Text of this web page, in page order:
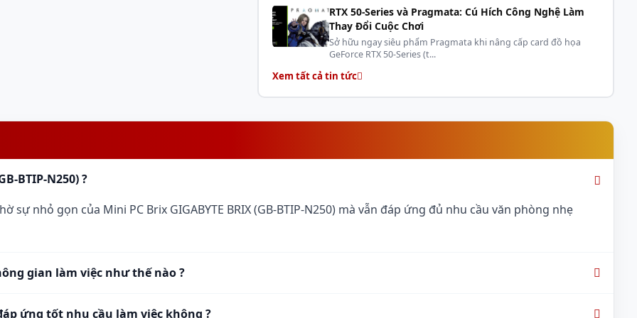
mắt.
HDD) truyền thống, giúp bạn dễ dàng mở
độ cao, đảm bảo đường truyền internet
truyền tải file trong mạng nội bộ.
RTX 50-Series và Pragmata: Cú Hích Công Nghệ Làm
Thay Đổi Cuộc Chơi
Sở hữu ngay siêu phẩm Pragmata khi nâng cấp card đồ họa
GeForce RTX 50-Series (t...
Xem tất cả tin tức
BTIP-N250) ?
nhỏ gọn của Mini PC Brix GIGABYTE BRIX (GB-BTIP-N250) mà vẫn đáp ứng đủ nhu cầu văn phòng nhẹ
gian làm việc như thế nào ?
ứng tốt nhu cầu làm việc không ?